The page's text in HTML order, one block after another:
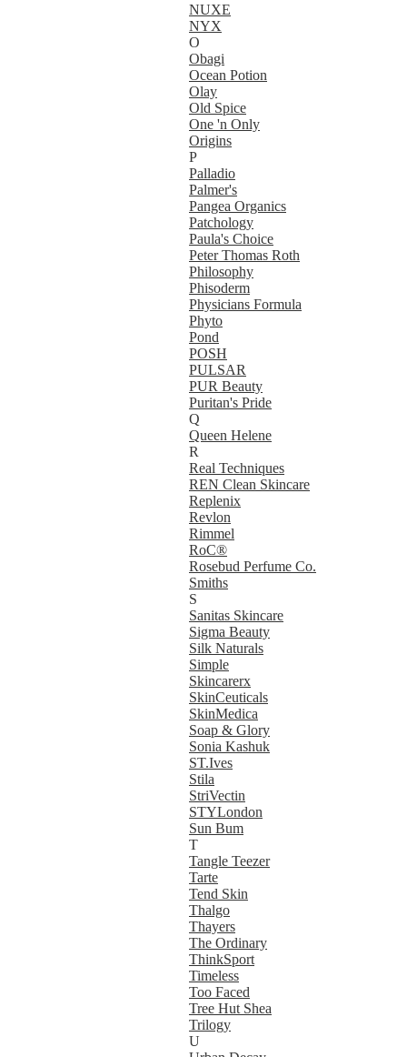
NUXE
NYX
O
Obagi
Ocean Potion
Olay
Old Spice
One 'n Only
Origins
P
Palladio
Palmer's
Pangea Organics
Patchology
Paula's Choice
Peter Thomas Roth
Philosophy
Phisoderm
Physicians Formula
Phyto
Pond
POSH
PULSAR
PUR Beauty
Puritan's Pride
Q
Queen Helene
R
Real Techniques
REN Clean Skincare
Replenix
Revlon
Rimmel
RoC®
Rosebud Perfume Co.
Smiths
S
Sanitas Skincare
Sigma Beauty
Silk Naturals
Simple
Skincarerx
SkinCeuticals
SkinMedica
Soap & Glory
Sonia Kashuk
ST.Ives
Stila
StriVectin
STYLondon
Sun Bum
T
Tangle Teezer
Tarte
Tend Skin
Thalgo
Thayers
The Ordinary
ThinkSport
Timeless
Too Faced
Tree Hut Shea
Trilogy
U